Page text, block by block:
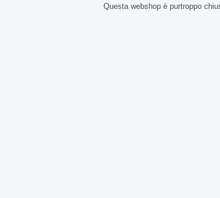
Questa webshop è purtroppo